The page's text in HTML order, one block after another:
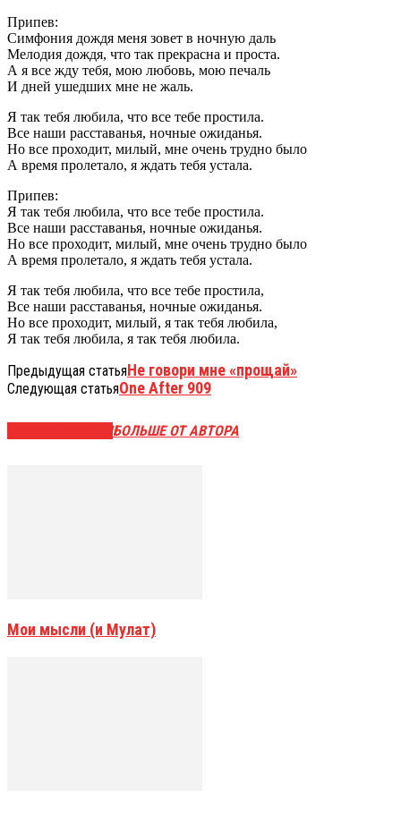
Припев:
Симфония дождя меня зовет в ночную даль
Мелодия дождя, что так прекрасна и проста.
А я все жду тебя, мою любовь, мою печаль
И дней ушедших мне не жаль.
Я так тебя любила, что все тебе простила.
Все наши расставанья, ночные ожиданья.
Но все проходит, милый, мне очень трудно было
А время пролетало, я ждать тебя устала.
Припев:
Я так тебя любила, что все тебе простила.
Все наши расставанья, ночные ожиданья.
Но все проходит, милый, мне очень трудно было
А время пролетало, я ждать тебя устала.
Я так тебя любила, что все тебе простила,
Все наши расставанья, ночные ожиданья.
Но все проходит, милый, я так тебя любила,
Я так тебя любила, я так тебя любила.
Предыдущая статьяНе говори мне «прощай»
Следующая статьяOne After 909
БОЛЬШЕ ОТ АВТОРА
Мои мысли (и Мулат)